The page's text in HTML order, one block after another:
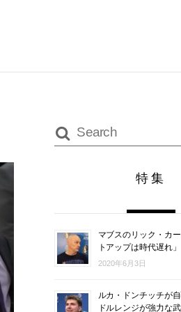
特集
マブスのリック・カ
トアップは時代遅れ」
2020年6月3日
ルカ・ドンチッチが
ドルレンジが強力な